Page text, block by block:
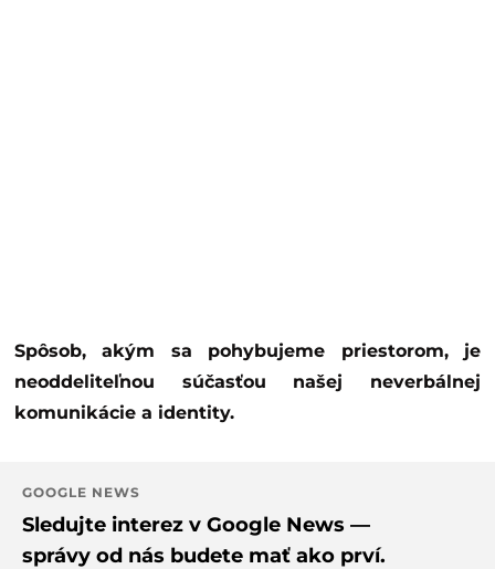
Spôsob, akým sa pohybujeme priestorom, je
neoddeliteľnou súčasťou našej neverbálnej
komunikácie a identity.
GOOGLE NEWS
Sledujte interez v Google News —
správy od nás budete mať ako prví.